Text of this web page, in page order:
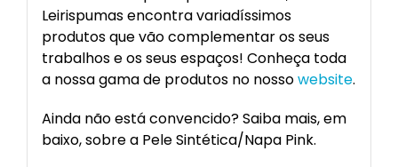
Leirispumas encontra variadíssimos
produtos que vão complementar os seus
trabalhos e os seus espaços! Conheça toda
a nossa gama de produtos no nossowebsite.
Ainda não está convencido? Saiba mais, em
baixo, sobre a Pele Sintética/Napa Pink.